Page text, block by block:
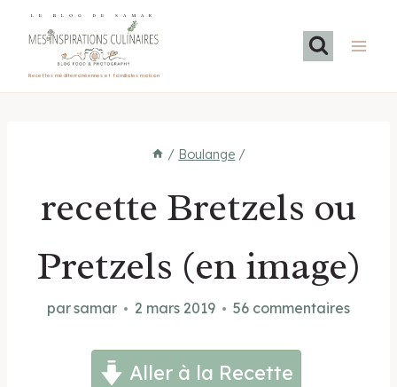
LE BLOG DE SAMAR
Recettes méditerranéennes et familiales maison
/ Boulange /
recette Bretzels ou
Pretzels (en image)
parsamar 2 mars 2019 56 commentaires
Aller à la Recette